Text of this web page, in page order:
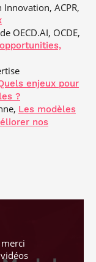
Innovation, ACPR,
OECD.AI, OCDE,
enjeux pour
?
Les modèles
nos